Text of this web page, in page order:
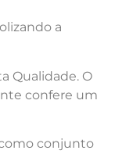
a
Qualidade. O
confere um
conjunto